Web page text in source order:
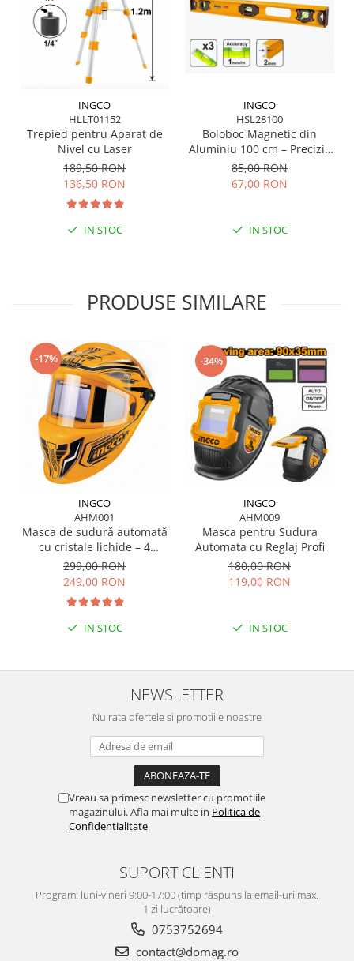
Trafalet
Trimmere
Trusă tubulare
Unelte pentru altoit
Unelte pentru grădină
Greble
Ventilatoare
INGCO
HLLT01152
Trepied pentru Aparat de
Nivel cu Laser
189,50 RON
136,50 RON
IN STOC
INGCO
HSL28100
Boloboc Magnetic din
Aluminiu 100 cm – Precizie
și Durabilitate pentru
Profesioniști
85,00 RON
67,00 RON
IN STOC
PRODUSE SIMILARE
-17%
INGCO
AHM001
Masca de sudură automată
cu cristale lichide – 4
senzori, vizor XL, protecție
DIN 16
299,00 RON
249,00 RON
IN STOC
-34%
INGCO
AHM009
Masca pentru Sudura
Automata cu Reglaj Profi
180,00 RON
119,00 RON
IN STOC
NEWSLETTER
Nu rata ofertele si promotiile noastre
Vreau sa primesc newsletter cu promotiile
magazinului. Afla mai multe in Politica de
Confidentialitate
SUPORT CLIENTI
Program: luni-vineri 9:00-17:00 (timp răspuns la email-uri max.
1 zi lucrătoare)
0753752694
contact@domag.ro